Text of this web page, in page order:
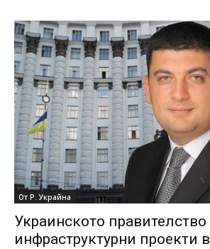
От Р. Украйна
Украинското
инфраструктурни проекти